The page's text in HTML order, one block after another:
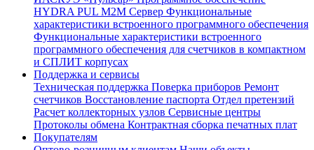
HYDRA PUL M2M Сервер Функциональные
характеристики встроенного программного обеспечения
Функциональные характеристики встроенного
программного обеспечения для счетчиков в компактном
и СПЛИТ корпусах
Поддержка и сервисы
Техническая поддержка Поверка приборов Ремонт
счетчиков Восстановление паспорта Отдел претензий
Расчет коллекторных узлов Сервисные центры
Протоколы обмена Контрактная сборка печатных плат
Покупателям